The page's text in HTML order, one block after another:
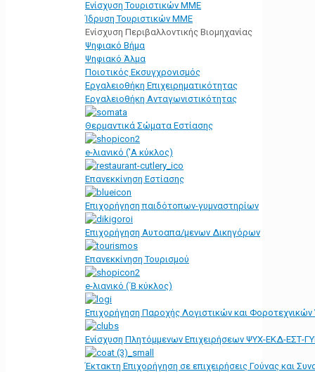
Ενίσχυση Τουριστικών ΜΜΕ
Ίδρυση Τουριστικών ΜΜΕ
Ενίσχυση Περιβαλλοντικής Βιομηχανίας
Ψηφιακό Βήμα
Ψηφιακό Άλμα
Ποιοτικός Εκσυγχρονισμός
Εργαλειοθήκη Eπιχειρηματικότητας
Εργαλειοθήκη Ανταγωνιστικότητας
Θερμαντικά Σώματα Εστίασης
e-λιανικό ('Α κύκλος)
Επανεκκίνηση Εστίασης
Επιχορήγηση παιδότοπων-γυμναστηρίων
Επιχορήγηση Αυτοαπα/μενων Δικηγόρων
Επανεκκίνηση Τουρισμού
e-λιανικό (΄Β κύκλος)
Επιχορήγηση Παροχής Λογιστικών και
Ενίσχυση Πλητόμμενων Επιχειρήσεων ΨΥΧ-ΕΚΔ-ΕΣΤ-
Έκτακτη Επιχορήγηση σε επιχειρήσεις Γούνας και